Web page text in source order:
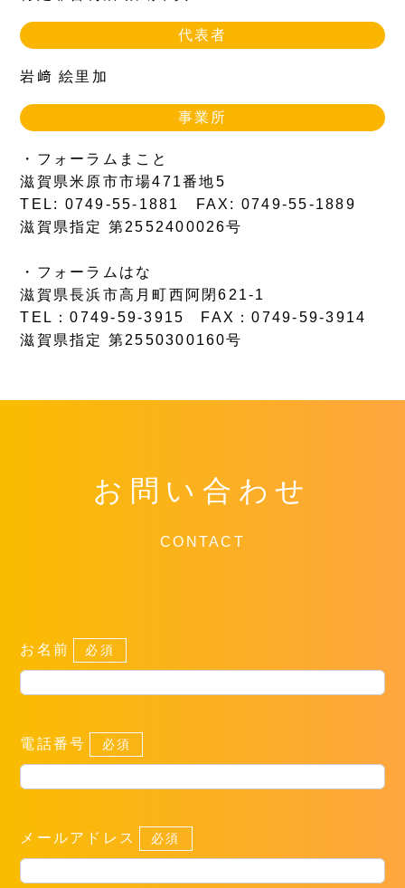
代表者
岩﨑 絵里加
事業所
・フォーラムまこと
滋賀県米原市市場471番地5
TEL: 0749-55-1881 FAX: 0749-55-1889
滋賀県指定 第2552400026号
・フォーラムはな
滋賀県長浜市高月町西阿閉621-1
TEL：0749-59-3915 FAX：0749-59-3914
滋賀県指定 第2550300160号
お問い合わせ
CONTACT
お名前 必須
電話番号 必須
メールアドレス 必須